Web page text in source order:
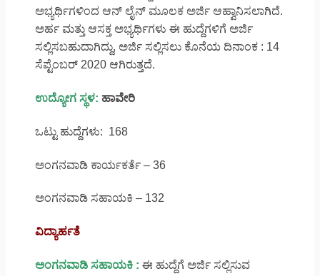
ಅಭ್ಯರ್ಥಿಗಳಿಂದ ಆನ್ ಲೈನ್ ಮೂಲಕ ಅರ್ಜಿ ಆಹ್ವಾನಿಸಲಾಗಿದೆ.
ಅರ್ಹ ಮತ್ತು ಆಸಕ್ತ ಅಭ್ಯರ್ಥಿಗಳು ಈ ಹುದ್ದೆಗಳಿಗೆ ಅರ್ಜಿ
ಸಲ್ಲಿಸಬಹುದಾಗಿದ್ದು, ಅರ್ಜಿ ಸಲ್ಲಿಸಲು ಕೊನೆಯ ದಿನಾಂಕ : 14
ಸೆಪ್ಟೆಂಬರ್ 2020 ಆಗಿರುತ್ತದೆ.
ಉದ್ಯೋಗ ಸ್ಥಳ: ಹಾವೇರಿ
ಒಟ್ಟು ಹುದ್ದೆಗಳು: 168
ಅಂಗನವಾಡಿ ಕಾರ್ಯಕರ್ತೆ – 36
ಅಂಗನವಾಡಿ ಸಹಾಯಕಿ – 132
ವಿದ್ಯಾರ್ಹತೆ
ಅಂಗನವಾಡಿ ಸಹಾಯಕಿ : ಈ ಹುದ್ದೆಗೆ ಅರ್ಜಿ ಸಲ್ಲಿಸುವ